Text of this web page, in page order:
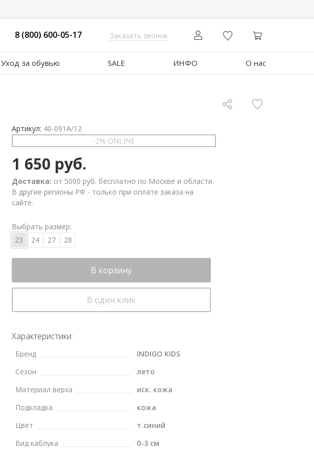
8 (800) 600-05-17 Заказать звонок
Уход за обувью SALE ИНФО О нас
Артикул: 40-091A/12
-2% ONLINE
1 650 руб.
Доставка: от 5000 руб. бесплатно по Москве и области.
В другие регионы РФ - только при оплате заказа на
сайте.
Выбрать размер:
23
24 27 28
В корзину
В один клик
Характеристики:
Бренд
INDIGO KIDS
Сезон
лето
Материал верха
иск. кожа
Подкладка
кожа
Цвет
т.синий
Вид каблука
0-3 см